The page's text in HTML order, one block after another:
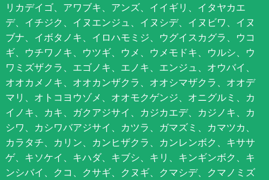
リカデイゴ、アワブキ、アンズ、イイギリ、イタヤカエ
デ、イチジク、イヌエンジュ、イヌシデ、イヌビワ、イヌ
ブナ、イボタノキ、イロハモミジ、ウグイスカグラ、ウコ
ギ、ウチワノキ、ウツギ、ウメ、ウメモドキ、ウルシ、ウ
ワミズザクラ、エゴノキ、エノキ、エンジュ、オウバイ、
オオカメノキ、オオカンザクラ、オオシマザクラ、オオデ
マリ、オトコヨウゾメ、オオモクゲンジ、オニグルミ、カ
イノキ、カキ、ガクアジサイ、カジカエデ、カジノキ、カ
シワ、カシワバアジサイ、カツラ、ガマズミ、カマツカ、
カラタチ、カリン、カンヒザクラ、カンレンボク、キササ
ゲ、キソケイ、キハダ、キブシ、キリ、キンギンボク、キ
ンシバイ、クコ、クサギ、クヌギ、クマシデ、クマノミズ